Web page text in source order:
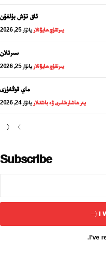
ئاق تۆش بۇلغۇن
يىرتقۇچ ھايۋانلار يانۋار 25, 2026
سىرتلان
يىرتقۇچ ھايۋانلار يانۋار 25, 2026
ماي قوڭغۇزى
يەر ھاشارەتلىرى ۋە باشقىلار يانۋار 24, 2026
Subscribe
I
I've
.